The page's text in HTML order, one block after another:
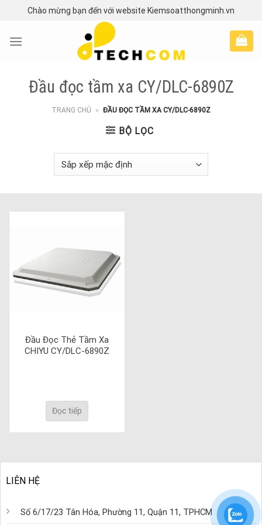
content
Chào mừng bạn đến với website Kiemsoatthongminh.vn
Đầu đọc tầm xa CY/DLC-6890Z
TRANG CHỦ » ĐẦU ĐỌC TẦM XA CY/DLC-6890Z
BỘ LỌC
Đầu Đọc Thẻ Tầm Xa
CHIYU CY/DLC-6890Z
Đọc tiếp
LIÊN HỆ
Số 6/17/23 Tân Hóa, Phường 11, Quận 11, TPHCM